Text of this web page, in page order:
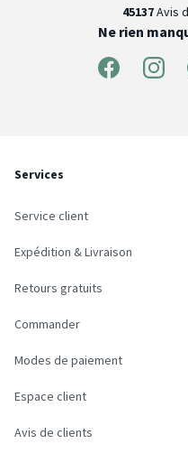
45137Avis
Ne rien
Services
Service client
Expédition & Livraison
Retours gratuits
Commander
Modes de paiement
Espace client
Avis de clients